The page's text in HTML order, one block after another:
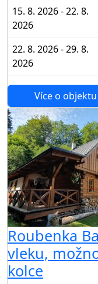
15. 8. 2026 - 22. 8.
2026
22. 8. 2026 - 29. 8.
2026
Více o objektu
Roubenka
vleku,
kolce